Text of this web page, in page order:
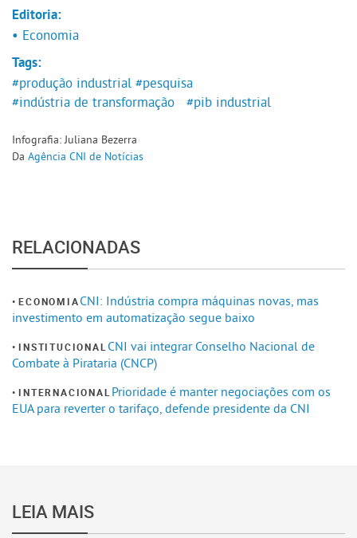
Editoria:
• Economia
Tags:
#produção industrial #pesquisa
#indústria de transformação
#pib industrial
Infografia: Juliana Bezerra
Da Agência CNI de Notícias
RELACIONADAS
ECONOMIACNI: Indústria compra máquinas novas, mas
investimento em automatização segue baixo
INSTITUCIONAL CNI vai integrar Conselho Nacional de
Combate à Pirataria (CNCP)
INTERNACIONAL Prioridade é manter negociações com os
EUA para reverter o tarifaço, defende presidente da CNI
LEIA MAIS